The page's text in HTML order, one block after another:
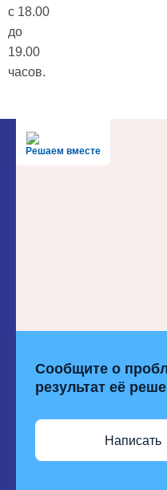
с 18.00
до
19.00
часов.
Решаем вместе
Сообщите о
результат её
Написать